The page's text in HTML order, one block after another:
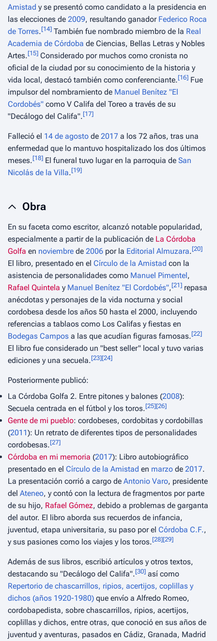
Amistad y se presentó como candidato a la presidencia en
las elecciones de 2009, resultando ganador Federico Roca
de Torres.[14] También fue nombrado miembro de la Real
Academia de Córdoba de Ciencias, Bellas Letras y Nobles
Artes.[15] Considerado por muchos como cronista no
oficial de la ciudad por su conocimiento de la historia y
vida local, destacó también como conferenciante.[16] Fue
impulsor del nombramiento de Manuel Benítez "El
Cordobés" como V Califa del Toreo a través de su
"Decálogo del Califa".[17]
Falleció el 14 de agosto de 2017 a los 72 años, tras una
enfermedad que lo mantuvo hospitalizado los dos últimos
meses.[18] El funeral tuvo lugar en la parroquia de San
Nicolás de la Villa.[19]
Obra
En su faceta como escritor, alcanzó notable popularidad,
especialmente a partir de la publicación de La Córdoba
Golfa en noviembre de 2006 por la Editorial Almuzara.[20]
El libro, presentado en el Círculo de la Amistad con la
asistencia de personalidades como Manuel Pimentel,
Rafael Quintela y Manuel Benítez "El Cordobés", [21] repasa
anécdotas y personajes de la vida nocturna y social
cordobesa desde los años 50 hasta el 2000, incluyendo
referencias a tablaos como Los Califas y fiestas en
Bodegas Campos a las que acudían figuras famosas.[22]
El libro fue considerado un "best seller" local y tuvo varias
ediciones y una secuela.[23][24]
Posteriormente publicó:
La Córdoba Golfa 2. Entre pitones y balones (2008):
Secuela centrada en el fútbol y los toros.[25][26]
Gente de mi pueblo: cordobeses, cordobitas y cordobillas
(2011): Un retrato de diferentes tipos de personalidades
cordobesas.[27]
Córdoba en mi memoria (2017): Libro autobiográfico
presentado en el Círculo de la Amistad en marzo de 2017.
La presentación corrió a cargo de Antonio Varo, presidente
del Ateneo, y contó con la lectura de fragmentos por parte
de su hijo, Rafael Gómez, debido a problemas de garganta
del autor. El libro aborda sus recuerdos de infancia,
juventud, etapa universitaria, su paso por el Córdoba C.F.,
y sus pasiones como los viajes y los toros.[28][29]
Además de sus libros, escribió artículos y otros textos,
destacando su "Decálogo del Califa".[30] así como
Repertorio de chascarrillos, ripios, acertijos, coplillas y
dichos (años 1920-1980) que envío a Alfredo Romeo,
cordobapedista, sobre chascarrillos, ripios, acertijos,
coplillas y dichos, entre otras, que conoció en sus años de
juventud y aventuras, pasados en Cádiz, Granada, Madrid